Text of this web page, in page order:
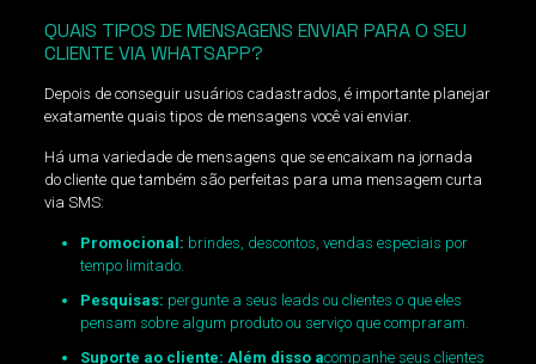
QUAIS TIPOS DE MENSAGENS ENVIAR PARA O SEU
CLIENTE VIA WHATSAPP?
Depois de conseguir usuários cadastrados, é importante planejar
exatamente quais tipos de mensagens você vai enviar.
Há uma variedade de mensagens que se encaixam na jornada
do cliente que também são perfeitas para uma mensagem curta
via SMS:
Promocional: brindes, descontos, vendas especiais por
tempo limitado.
Pesquisas: pergunte a seus leads ou clientes o que eles
pensam sobre algum produto ou serviço que compraram.
Suporte ao cliente: Além disso acompanhe seus clientes